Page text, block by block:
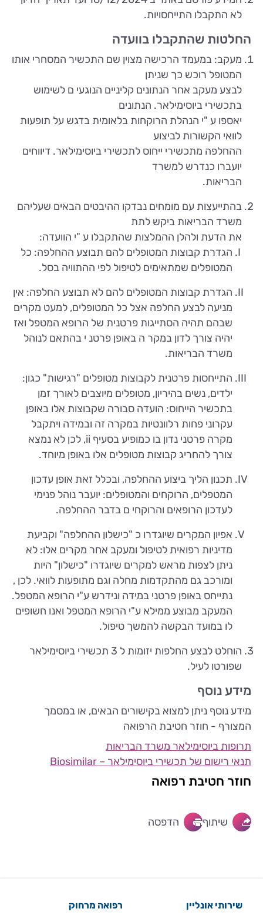
לא התקבלו התייחסויות.
החלטות שהתקבלו בוועדה
מעקב: במעמד הרכישה מצוין שם התכשיר המסחרי אותו
המטופל רוכש כך שניתן
לבצע מעקב אחר הנתונים קליניים הנוגעי ם לשימוש
בתכשירי ביוסימילאר. הנתונים
יאספו ע "י הנהלת הרוקחות בלאומית בדגש על תופעות
לוואי הקשורות לביצוע
ההחלפה מתכשירי ייחוס לתכשירי ביוסימילאר. דיווחים
יועברו כנדרש למשרד
הבריאות.
בהתייעצות עם מומחים נבדקו ההיבטים הבאים שעליהם
משרד הבריאות ביקש לתת
את הדעת ולהלן ההמלצות שהתקבלו ע "י הוועדה:
הגדרת קבוצות המטופלים להם תבוצע ההחלפה: כל
המטופלים שמתאימים לטיפול לפי ההתוויה בסל.
הגדרת קבוצות המטופלים להם לא תבוצע החלפה: אין
מניעה לבצע החלפה אצל כל המטופלים, למעט מקרים
שבהם תהיה הסתייגות פרטנית של הרופא המטפל ואז
יהיה צורך לדון במקר ה באופן פרטנ י בהתאם לנוהל
משרד הבריאות.
התייחסות פרטנית לקבוצות מטופלים "רגישות" כגון:
ילדים, נשים בהיריון, מטופלים מיוצבים לאורך זמן
בתכשיר הייחוס: הועדה סבורה שקבוצות אלו באופן
עקרוני פחות רלוונטיות במקרה זה ובמידה ויתקבל
מקרה פרטני נדון בו כמופיע בסעיף ii, לכן לא נמצא
צורך להחריג קבוצות מטופלים אלו באופן מיוחד.
תכנון הליך ביצוע ההחלפה, ובכלל זאת אופן עדכון
המטפלים, הרוקחים והמטופלים: יועבר נוהל פנימי
לעדכון הרופאים והרוקחי ם בדבר ההחלפה.
אפיון המקרים שיוגדרו כ "כישלון ההחלפה" וקביעת
מדיניות רפואית לטיפול ומעקב אחר מקרים אלו: לא
ניתן לצפות מראש למקרים שיוגדרו "כישלון" היות
ומורכב גם מהתקדמות מחלה וגם מתופעות לוואי. לכן ,
נתייחס באופן פרטני במידה ונידרש ע"י הרופא המטפל.
המעקב מבוצע ממילא ע"י הרופא המטפל ואנו חשופים
לו במועד הבקשה להמשך טיפול.
הוחלט לבצע החלפות יזומות ל 3 תכשירי ביוסימילאר
שפורטו לעיל.
מידע נוסף
מידע נוסף ניתן למצוא בקישורים הבאים, או במסמך
המצורף - חוזר חטיבת הרפואה
תרופות ביוסימילאר משרד הבריאות
תנאי רישום של תכשירי ביוסימילאר – Biosimilar
חוזר חטיבת רפואה
שיתוף הדפסה
שירותי אונליין רפואה מרחוק